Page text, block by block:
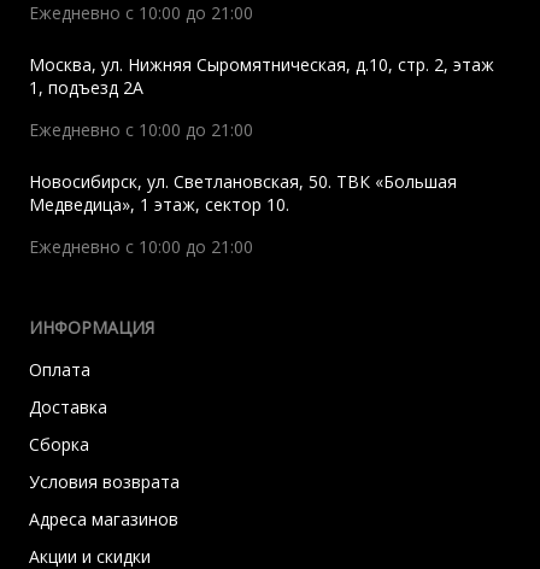
Ежедневно с 10:00 до 21:00
Москва, ул. Нижняя Сыромятническая, д.10, стр. 2, этаж
1, подъезд 2A
Ежедневно с 10:00 до 21:00
Новосибирск, ул. Светлановская, 50. ТВК «Большая
Медведица», 1 этаж, сектор 10.
Ежедневно с 10:00 до 21:00
ИНФОРМАЦИЯ
Оплата
Доставка
Сборка
Условия возврата
Адреса магазинов
Акции и скидки